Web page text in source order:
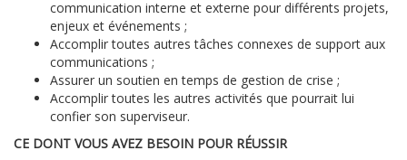
communication interne et externe pour différents projets,
enjeux et événements ;
Accomplir toutes autres tâches connexes de support aux
communications ;
Assurer un soutien en temps de gestion de crise ;
Accomplir toutes les autres activités que pourrait lui
confier son superviseur.
CE DONT VOUS AVEZ BESOIN POUR RÉUSSIR